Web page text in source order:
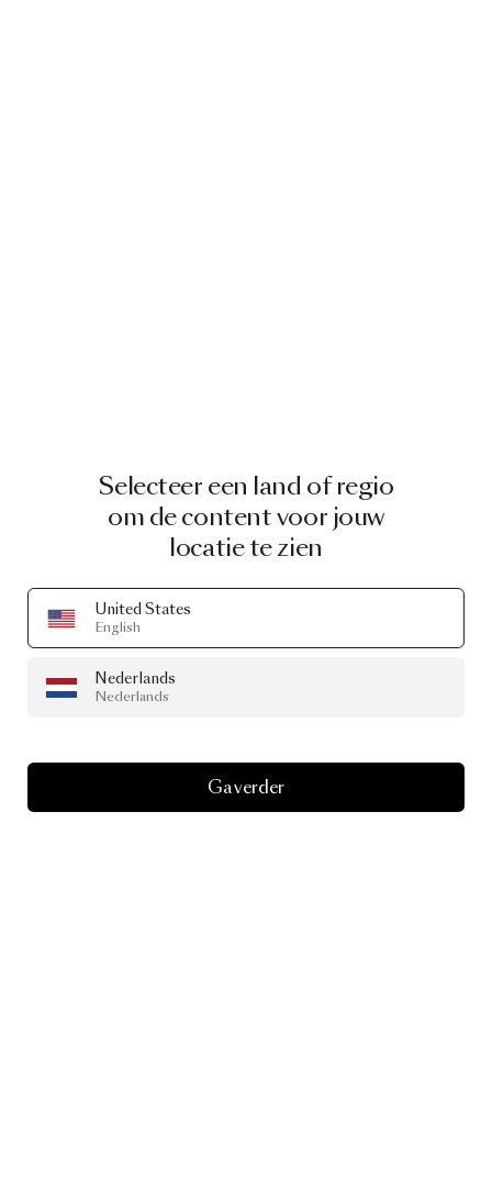
Selecteer een land of regio
om de content voor jouw
locatie te zien
United States
English
Nederlands
Nederlands
Ga verder